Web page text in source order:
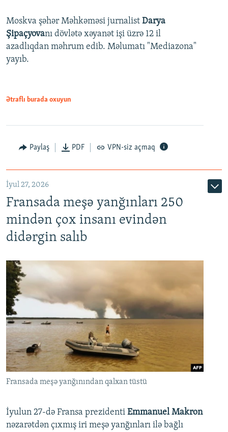
Moskva şəhər Məhkəməsi jurnalist Darya
Şipaçyovanı dövlətə xəyanət işi üzrə 12 il
azadlıqdan məhrum edib. Məlumatı "Mediazona"
yayıb.
Ətraflı burada oxuyun
Paylaş PDF VPN-siz açmaq
İyul 27, 2026
Fransada meşə yanğınları 250
mindən çox insanı evindən
didərgin salıb
Fransada meşə yanğınından qalxan tüstü
İyulun 27-də Fransa prezidenti Emmanuel Makron
nəzarətdən çıxmış iri meşə yanğınları ilə bağlı